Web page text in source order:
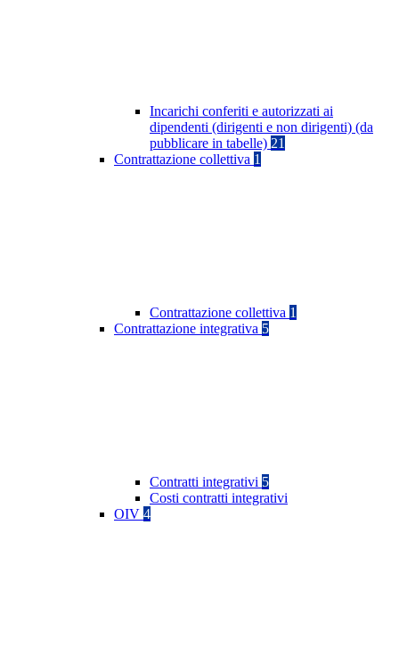
Incarichi conferiti e autorizzati ai
dipendenti (dirigenti e non dirigenti) (da
pubblicare in tabelle) 21
Contrattazione collettiva 1
Contrattazione collettiva 1
Contrattazione integrativa 5
Contratti integrativi 5
Costi contratti integrativi
OIV 4